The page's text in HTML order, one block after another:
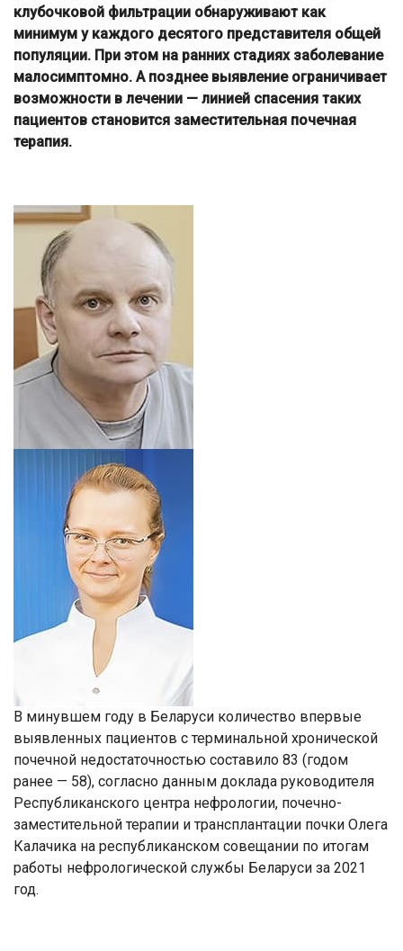
клубочковой фильтрации обнаруживают как
минимум у каждого десятого представителя общей
популяции. При этом на ранних стадиях заболевание
малосимптомно. А позднее выявление ограничивает
возможности в лечении — линией спасения таких
пациентов становится заместительная почечная
терапия.
В минувшем году в Беларуси количество впервые
выявленных пациентов с терминальной хронической
почечной недостаточностью составило 83 (годом
ранее — 58), согласно данным доклада руководителя
Республиканского центра нефрологии, почечно-
заместительной терапии и трансплантации почки Олега
Калачика на республиканском совещании по итогам
работы нефрологической службы Беларуси за 2021
год.